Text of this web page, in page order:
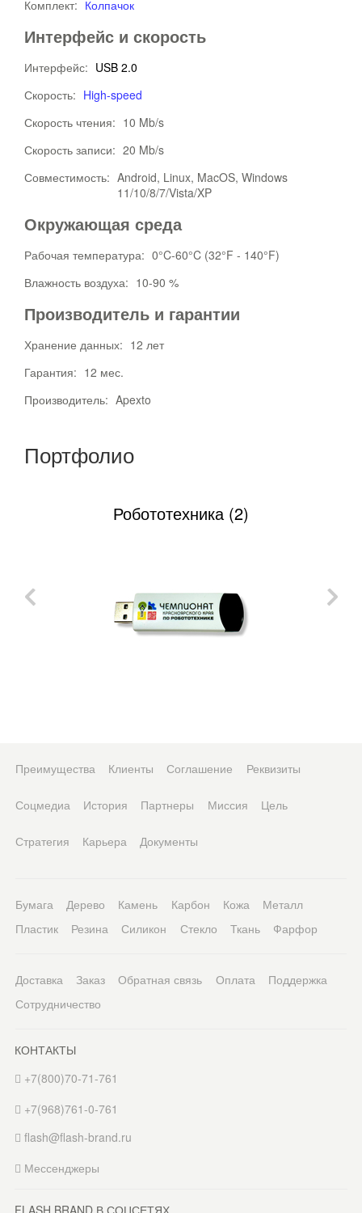
Комплект: Колпачок
Интерфейс и скорость
Интерфейс: USB 2.0
Скорость: High-speed
Скорость чтения: 10 Mb/s
Скорость записи: 20 Mb/s
Совместимость: Android, Linux, MacOS, Windows
11/10/8/7/Vista/XP
Окружающая среда
Рабочая температура: 0°C-60°C (32°F - 140°F)
Влажность воздуха: 10-90 %
Производитель и гарантии
Хранение данных: 12 лет
Гарантия: 12 мес.
Производитель: Apexto
Портфолио
Робототехника (2)
Преимущества Клиенты Соглашение Реквизиты
Соцмедиа История Партнеры Миссия Цель
Стратегия Карьера Документы
Бумага Дерево Камень Карбон Кожа
Металл
Пластик
Резина Силикон Стекло Ткань Фарфор
Доставка Заказ Обратная связь Оплата
Поддержка
Сотрудничество
КОНТАКТЫ
+7(800)70-71-761
+7(968)761-0-761
flash@flash-brand.ru
Мессенджеры
FLASH BRAND В СОЦСЕТЯХ